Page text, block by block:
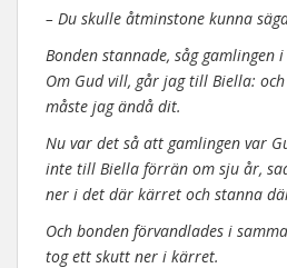
– Du skulle åtminstone kunna
Bonden stannade, såg gamlingen
Om Gud vill, går jag till Biella:
måste jag ändå dit.
Nu var det så att gamlingen var
inte till Biella förrän om sju år,
ner i det där kärret och stanna
Och bonden förvandlades i
tog ett skutt ner i kärret.